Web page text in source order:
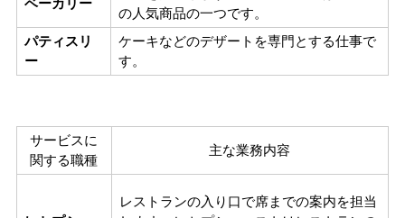
ベーカリー
の人気商品の一つです。
パティスリ
ー
ケーキなどのデザートを専門とする仕事で
す。
サービスに
関する職種
主な業務内容
レストランの入り口で席までの案内を担当